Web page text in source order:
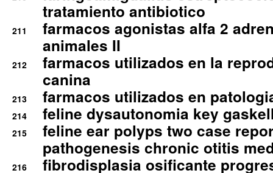
tratamiento antibiotico
211
farmacos agonistas alfa 2
animales II
212
farmacos utilizados en la
canina
213 farmacos utilizados en
214 feline dysautonomia key
215
feline ear polyps two case
pathogenesis chronic otitis
216 fibrodisplasia osificante